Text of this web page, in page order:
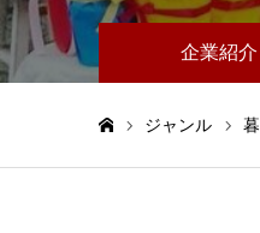
企業紹介
ジャンル 暮